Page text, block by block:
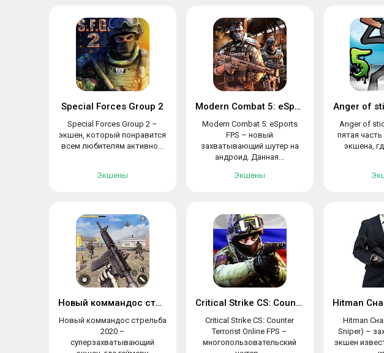
Special Forces Group 2
Special Forces Group 2 –
экшен, который понравится
всем любителям активно...
Экшены
Modern Combat 5: eSports FPS
Modern Combat 5: eSports
FPS – новый
захватывающий шутер на
андроид. Данная...
Экшены
Anger of
Anger of
пятая
экшена,
Новый коммандос стрельба 2020
Новый коммандос стрельба
2020 –
суперзахватывающий
Critical Strike CS: Counter Terrorist
Critical Strike CS: Counter
Terrorist Online FPS –
многопользовательский
Hitman
Sniper) –
экшен